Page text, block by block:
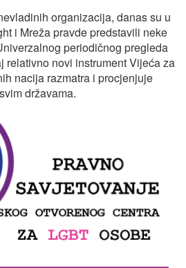
organizacija, danas su u
i Mreža pravde predstavili neke
periodičnog pregleda
relativno novi instrument Vijeća za
nacija razmatra i procjenjuje
državama.